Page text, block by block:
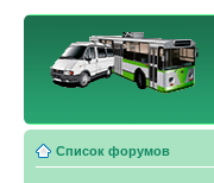
Список форумов